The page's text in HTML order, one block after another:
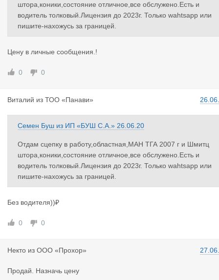
штора,коники,состояние отличное,все обслужено.Есть и
водитель толковый.Лицензия до 2023г. Только wahtsapp или
пишите-нахожусь за границей.
Цену в личные сообщения.!
0 0
Виталий из ТОО «Панави»
Семен Буш из ИП «БУШ С.А.» 26.06.20
Отдам сцепку в работу,областная,МАН ТГА 2007 г и Шмитц
штора,коники,состояние отличное,все обслужено.Есть и
водитель толковый.Лицензия до 2023г. Только wahtsapp или
пишите-нахожусь за границей.
Без водителя))₽
0 0
Некто из ООО «Прохор»
Продай. Назначь цену